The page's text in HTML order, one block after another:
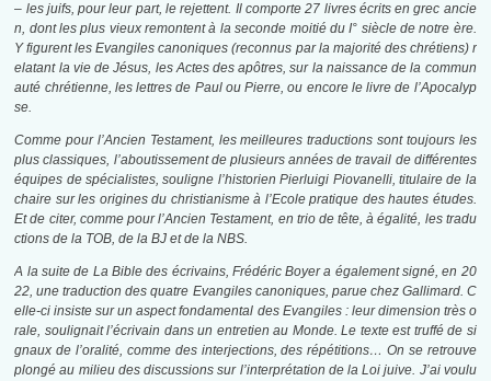
– les juifs, pour leur part, le rejettent. Il comporte 27 livres écrits en grec ancie
n, dont les plus vieux remontent à la seconde moitié du I° siècle de notre ère.
Y figurent les Evangiles canoniques (reconnus par la majorité des chrétiens) r
elatant la vie de Jésus, les Actes des apôtres, sur la naissance de la commun
auté chrétienne, les lettres de Paul ou Pierre, ou encore le livre de l’Apocalyp
se.
Comme pour l’Ancien Testament, les meilleures traductions sont toujours les
plus classiques, l’aboutissement de plusieurs années de travail de différentes
équipes de spécialistes, souligne l’historien Pierluigi Piovanelli, titulaire de la
chaire sur les origines du christianisme à l’Ecole pratique des hautes études.
Et de citer, comme pour l’Ancien Testament, en trio de tête, à égalité, les tradu
ctions de la TOB, de la BJ et de la NBS.
A la suite de La Bible des écrivains, Frédéric Boyer a également signé, en 20
22, une traduction des quatre Evangiles canoniques, parue chez Gallimard. C
elle-ci insiste sur un aspect fondamental des Evangiles : leur dimension très o
rale, soulignait l’écrivain dans un entretien au Monde. Le texte est truffé de si
gnaux de l’oralité, comme des interjections, des répétitions… On se retrouve
plongé au milieu des discussions sur l’interprétation de la Loi juive. J’ai voulu